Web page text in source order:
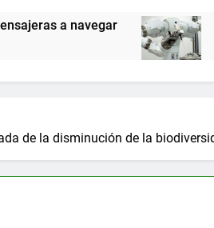
Robots
2 Meses Atrás
de la disminución de la